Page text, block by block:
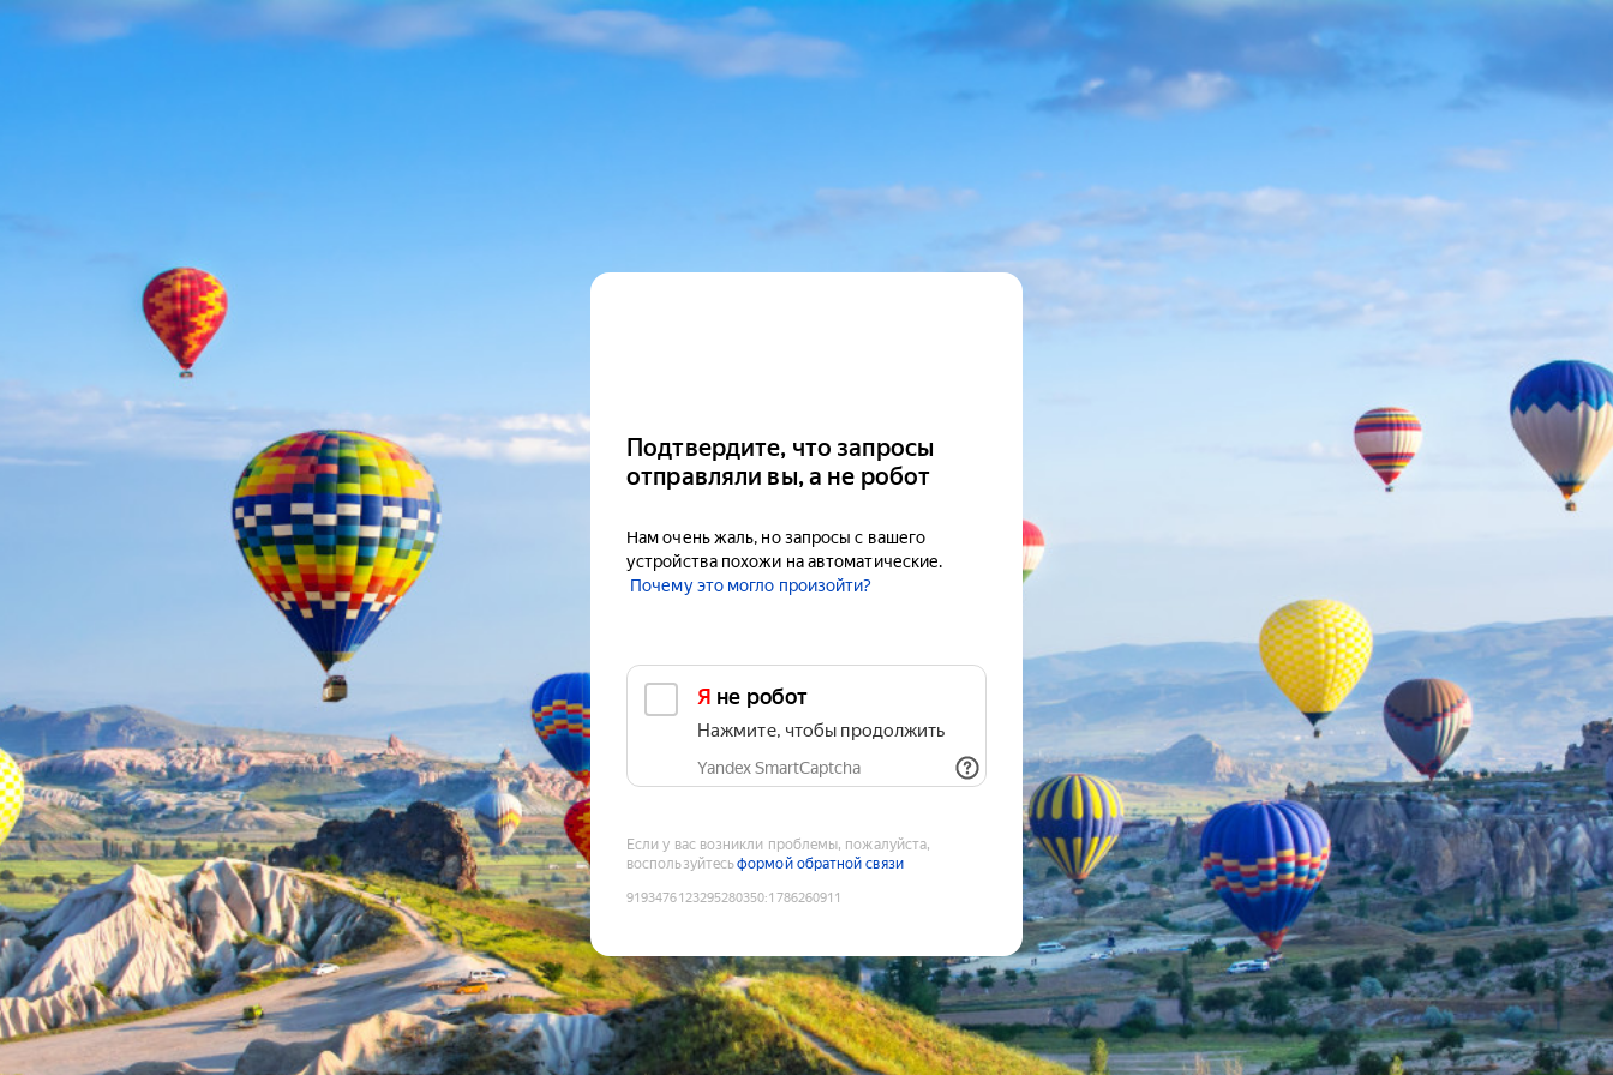
Подтвердите, что запросы
отправляли вы, а не робот
Нам очень жаль, но запросы с вашего
устройства похожи на автоматические.
Почему это могло произойти?
Я не робот
Нажмите, чтобы продолжить
Yandex SmartCaptcha
Если у вас возникли проблемы, пожалуйста,
воспользуйтесьформой обратной связи
9193476123295280350:1786260911